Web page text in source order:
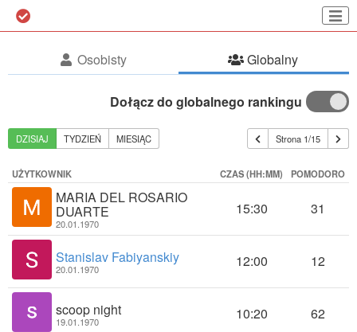
Osobisty Globalny
Dołącz do globalnego rankingu
DZISIAJ TYDZIEŃ MIESIĄC Strona 1/15
UŻYTKOWNIK CZAS (HH:MM) POMODORO
MARIA DEL ROSARIO
DUARTE
20.01.1970
15:30 31
Stanislav Fabiyanskiy
20.01.1970 12:00 12
scoop night
19.01.1970 10:20 62